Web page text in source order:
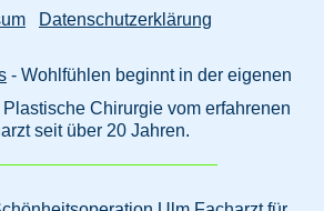
Datenschutzerklärung
- Wohlfühlen beginnt in der eigenen
Chirurgie vom erfahrenen
seit über 20 Jahren.